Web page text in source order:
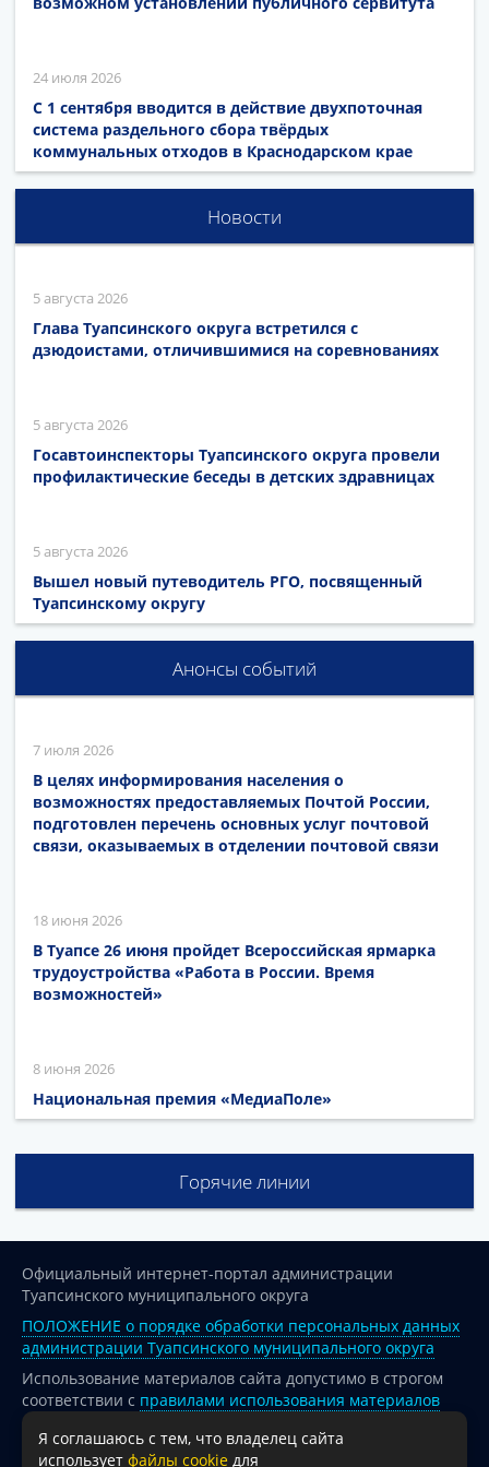
24 июля 2026
С 1 сентября вводится в действие двухпоточная
система раздельного сбора твёрдых
коммунальных отходов в Краснодарском крае
Новости
5 августа 2026
Глава Туапсинского округа встретился с
дзюдоистами, отличившимися на соревнованиях
5 августа 2026
Госавтоинспекторы Туапсинского округа провели
профилактические беседы в детских здравницах
5 августа 2026
Вышел новый путеводитель РГО, посвященный
Туапсинскому округу
Анонсы событий
7 июля 2026
В целях информирования населения о
возможностях предоставляемых Почтой России,
подготовлен перечень основных услуг почтовой
связи, оказываемых в отделении почтовой связи
18 июня 2026
В Туапсе 26 июня пройдет Всероссийская ярмарка
трудоустройства «Работа в России. Время
возможностей»
8 июня 2026
Национальная премия «МедиаПоле»
Горячие линии
Официальный интернет-портал администрации
Туапсинского муниципального округа
ПОЛОЖЕНИЕ о порядке обработки персональных данных
администрации Туапсинского муниципального округа
Использование материалов сайта допустимо в строгом
соответствии с правилами использования материалов
опубликованных на сайте
При перепечатке и использовании информации ссылка
Я соглашаюсь с тем, что владелец сайта
использует файлы cookie для